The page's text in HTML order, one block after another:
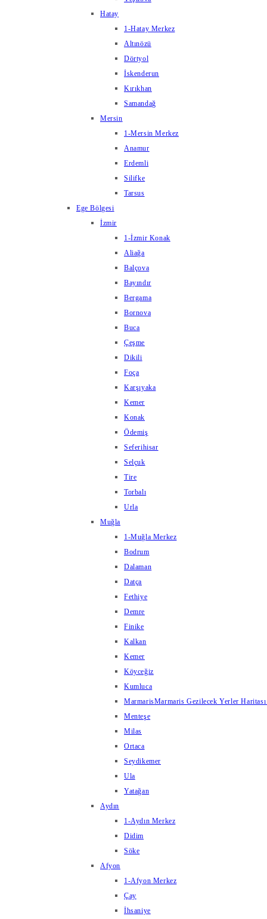
Hatay
1-Hatay Merkez
Altınözü
Dörtyol
İskenderun
Kırıkhan
Samandağ
Mersin
1-Mersin Merkez
Anamur
Erdemli
Silifke
Tarsus
Ege Bölgesi
İzmir
1-İzmir Konak
Aliağa
Balçova
Bayındır
Bergama
Bornova
Buca
Çeşme
Dikili
Foça
Karşıyaka
Kemer
Konak
Ödemiş
Seferihisar
Selçuk
Tire
Torbalı
Urla
Muğla
1-Muğla Merkez
Bodrum
Dalaman
Datça
Fethiye
Demre
Finike
Kalkan
Kemer
Köyceğiz
Kumluca
MarmarisMarmaris Gezilecek Yerler
Menteşe
Milas
Ortaca
Seydikemer
Ula
Yatağan
Aydın
1-Aydın Merkez
Didim
Söke
Afyon
1-Afyon Merkez
Çay
İhsaniye